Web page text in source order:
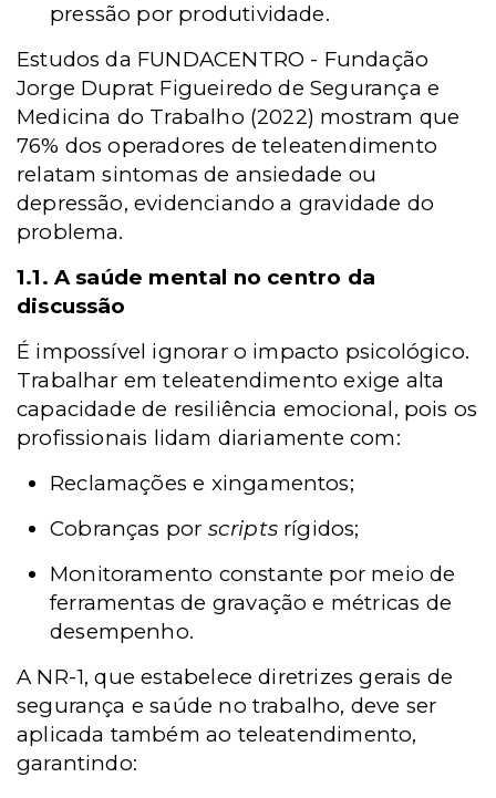
pressão por produtividade.
Estudos da FUNDACENTRO - Fundação
Jorge Duprat Figueiredo de Segurança e
Medicina do Trabalho (2022) mostram que
76% dos operadores de teleatendimento
relatam sintomas de ansiedade ou
depressão, evidenciando a gravidade do
problema.
1.1. A saúde mental no centro da
discussão
É impossível ignorar o impacto psicológico.
Trabalhar em teleatendimento exige alta
capacidade de resiliência emocional, pois os
profissionais lidam diariamente com:
Reclamações e xingamentos;
Cobranças por scriptsrígidos;
Monitoramento constante por meio de
ferramentas de gravação e métricas de
desempenho.
A NR-1, que estabelece diretrizes gerais de
segurança e saúde no trabalho, deve ser
aplicada também ao teleatendimento,
garantindo: